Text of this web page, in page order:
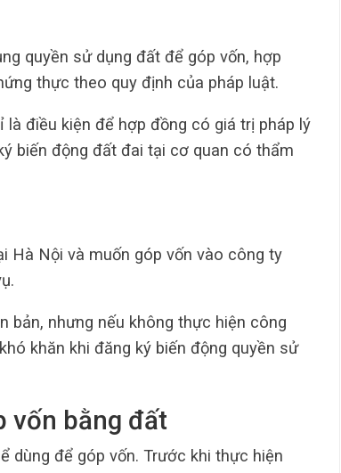
quyền sử dụng đất để góp vốn, hợp
thực theo quy định của pháp luật.
là điều kiện để hợp đồng có giá trị pháp lý
biến động đất đai tại cơ quan có thẩm
Hà Nội và muốn góp vốn vào công ty
bản, nhưng nếu không thực hiện công
khăn khi đăng ký biến động quyền sử
vốn bằng đất
dùng để góp vốn. Trước khi thực hiện